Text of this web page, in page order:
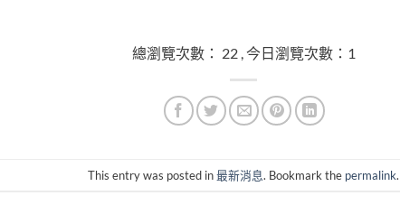
總瀏覽次數： 22 , 今日瀏覽次數：1
This entry was posted in最新消息. Bookmark the permalink.